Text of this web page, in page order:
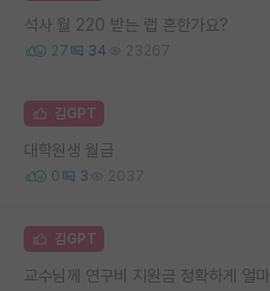
석사 월 220 받는 랩 흔한가요?
27 34 23267
김GPT
대학원생 월급
0 3 2037
김GPT
교수님께 연구비 지원금 정확하게 얼